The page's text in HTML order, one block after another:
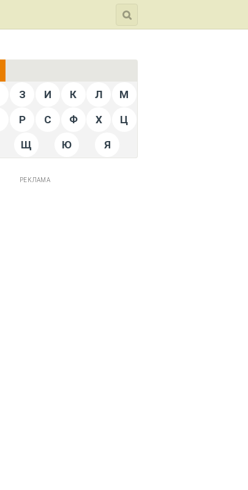
З И К Л М
Р С Ф Х Ц
Щ Ю Я
РЕКЛАМА